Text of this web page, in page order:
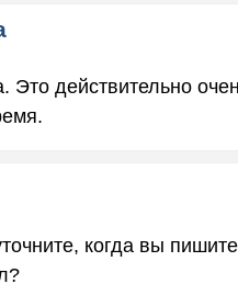
действительно
когда вы